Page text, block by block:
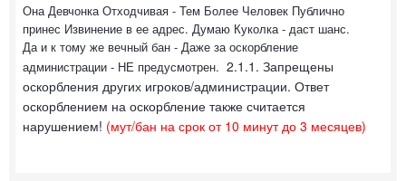
Она Девчонка Отходчивая - Тем Более Человек Публично
принес Извинение в ее адрес. Думаю Куколка - даст шанс.
Да и к тому же вечный бан - Даже за оскорбление
администрации - НЕ предусмотрен. 2.1.1. Запрещены
оскорбления других игроков/администрации. Ответ
оскорблением на оскорбление также считается
нарушением! (мут/бан на срок от 10 минут до 3 месяцев)